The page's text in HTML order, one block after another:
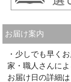
お届け案内
・少しでも早く
家・職人さんに
お届け日の詳細